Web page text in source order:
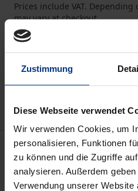
Zustimmung
Diese Webseite verwendet
Wir verwenden Cookies, um
personalisieren, Funktionen
zu können und die Zugriffe
analysieren. Außerdem
Verwendung unserer
Prices include VAT.
may vary at checkout.
Add
Add to Wish List
Delivery cost notice
Description
Für den Angeklagten ist es